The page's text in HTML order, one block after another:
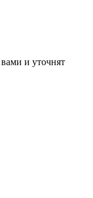
и уточнят